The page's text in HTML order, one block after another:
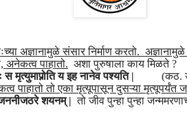
अज्ञानामुळे संसार निर्माण करतो. अज्ञानामुळे
अनेकत्व पाहातो. अशा पुरुषाला काय मिळते ?
स मृत्युमाप्नोति य इह नानेव पश्यति |
(कठ.
पाहातो तो एका मृत्यूपासून दुसऱ्या मृत्यूपर्यंत
शयनम् | तो जीव पुन्हा पुन्हा